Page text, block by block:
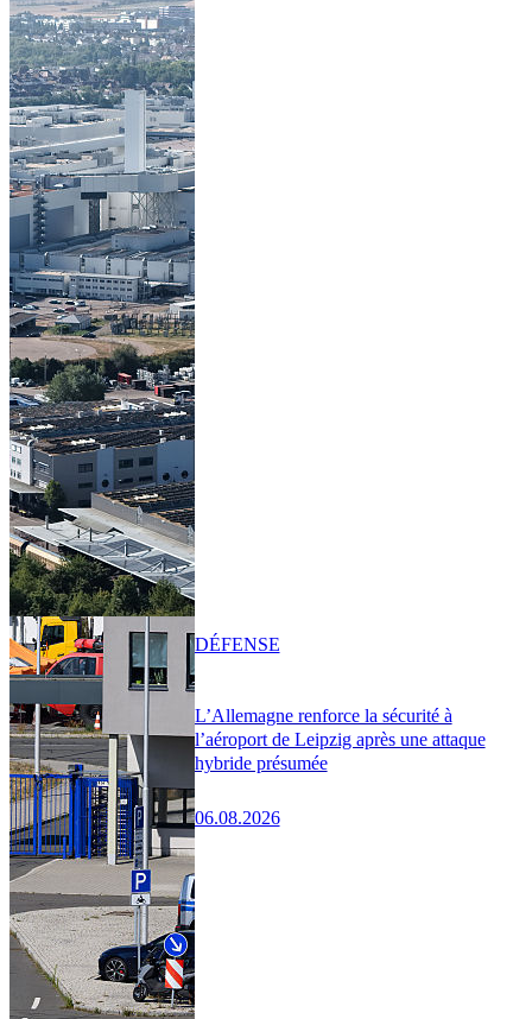
L’Allemagne renforce la sécurité à
l’aéroport de Leipzig après une attaque
hybride présumée
06.08.2026
DÉFENSE